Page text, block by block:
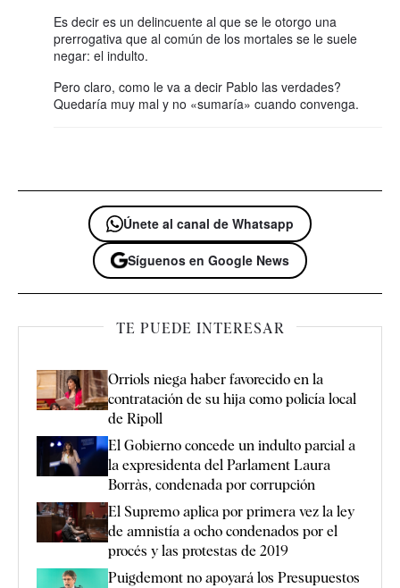
Es decir es un delincuente al que se le otorgo una
prerrogativa que al común de los mortales se le suele
negar: el indulto.
Pero claro, como le va a decir Pablo las verdades?
Quedaría muy mal y no «sumaría» cuando convenga.
Únete al canal de Whatsapp
Síguenos en Google News
TE PUEDE INTERESAR
Orriols niega haber favorecido en la
contratación de su hija como policía local
de Ripoll
El Gobierno concede un indulto parcial a
la expresidenta del Parlament Laura
Borràs, condenada por corrupción
El Supremo aplica por primera vez la ley
de amnistía a ocho condenados por el
procés y las protestas de 2019
Puigdemont no apoyará los Presupuestos